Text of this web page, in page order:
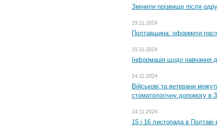
Змінили прізвище після
19.11.2024
Полтавщина: оформити
15.11.2024
Інформація щодо навчання
14.11.2024
Військові та ветерани
стоматологічну допомогу в
14.11.2024
15 і 16 листопада в